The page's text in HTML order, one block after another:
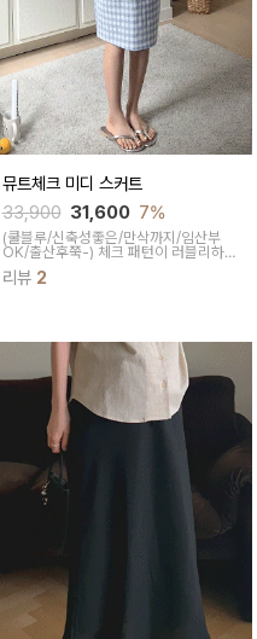
뮤트체크 미디 스커트
33,900 31,600 7%
(쿨블루/신축성좋은/만삭까지/임산부
OK/출산후쭉-) 체크 패턴이 러블리하면
서도 매력적인 스커트에요 미디 기장감
으로 단정하면서도 활동성이 좋아 편안
리뷰 2